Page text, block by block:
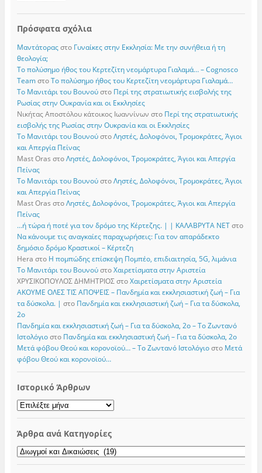
Πρόσφατα σχόλια
Μαντάτοραςστο Γυναίκες στην Εκκλησία: Με την συνήθεια ή τη
θεολογία;
Το πολύσημο ήθος του Κερτεζίτη νεομάρτυρα Γιαλαμά… – Cognosco
TeamστοΤο πολύσημο ήθος του Κερτεζίτη νεομάρτυρα Γιαλαμά…
Το Μανιτάρι του Βουνούστο Περί της στρατιωτικής εισβολής της
Ρωσίας στην Ουκρανία και οι Εκκλησίες
Νικήτας Αποστόλου κάτοικος Ιωαννίνων στο Περί της στρατιωτικής
εισβολής της Ρωσίας στην Ουκρανία και οι Εκκλησίες
Το Μανιτάρι του ΒουνούστοΛηστές, Δολοφόνοι, Τρομοκράτες, Άγιοι
και Απεργία Πείνας
Mast Oras στοΛηστές, Δολοφόνοι, Τρομοκράτες, Άγιοι και Απεργία
Πείνας
Το Μανιτάρι του ΒουνούστοΛηστές, Δολοφόνοι, Τρομοκράτες, Άγιοι
και Απεργία Πείνας
Mast Oras στοΛηστές, Δολοφόνοι, Τρομοκράτες, Άγιοι και Απεργία
Πείνας
…ή τώρα ή ποτέ για τον δρόμο της Κέρτεζης. | | ΚΑΛΑΒΡΥΤΑ ΝΕΤστο
Να κάνουμε τις αναγκαίες παραχωρήσεις: Για τον απαράδεκτο
δημόσιο δρόμο Κραστικοί – Κέρτεζη
Hera στο Η πομπώδης επίσκεψη Πομπέο, επιδιαιτησία, 5G, λιμάνια
Το Μανιτάρι του ΒουνούστοΧαιρετίσματα στην Αριστεία
ΧΡΥΣΙΚΟΠΟΥΛΟΣ ΔΗΜΗΤΡΙΟΣστοΧαιρετίσματα στην Αριστεία
ΑΚΟΥΜΕ ΟΛΕΣ ΤΙΣ ΑΠΟΨΕΙΣ – Πανδημία και εκκλησιαστική ζωή – Για
τα δύσκολα. | στο Πανδημία και εκκλησιαστική ζωή – Για τα δύσκολα,
2ο
Πανδημία και εκκλησιαστική ζωή – Για τα δύσκολα, 2ο – Το Zωντανό
Iστολόγιοστο Πανδημία και εκκλησιαστική ζωή – Για τα δύσκολα, 2ο
Μετά φόβου Θεού και κορονοϊού… – Το Zωντανό Iστολόγιοστο Μετά
φόβου Θεού και κορονοϊού…
Ιστορικό Άρθρων
Ιστορικό
Άρθρων
Άρθρα ανά Κατηγορίες
Άρθρα
ανά